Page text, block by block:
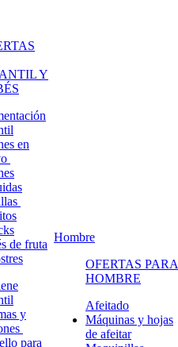
Y
en
de fruta
y
para
Hombre
OFERTAS PARA
HOMBRE
Afeitado
Máquinas y hojas
de afeitar